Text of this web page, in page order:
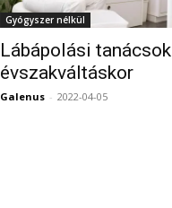
Gyógyszer nélkül
Lábápolási tanácsok
évszakváltáskor
Galenus - 2022-04-05